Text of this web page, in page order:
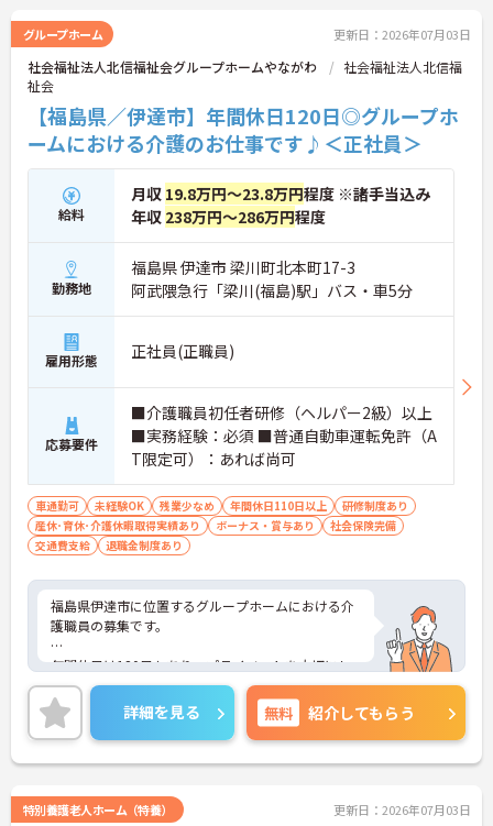
お話しいたしますのでお気軽にご相談ください。
グループホーム 更新日：2026年07月03日
社会福祉法人北信福祉会グループホームやながわ
社会福祉法人北信福
祉会
【福島県／伊達市】年間休日120日◎グループホ
ームにおける介護のお仕事です♪＜正社員＞
給料
月収 19.8万円～23.8万円程度 ※諸手当込み
年収 238万円～286万円程度
勤務地
福島県 伊達市 梁川町北本町17-3
阿武隈急行「梁川(福島)駅」バス・車5分
雇用形態 正社員(正職員)
応募要件
■介護職員初任者研修（ヘルパー2級）以上
■実務経験：必須 ■普通自動車運転免許（A
T限定可）：あれば尚可
車通勤可 未経験OK 残業少なめ 年間休日110日以上
研修制度あり
産休･育休･介護休暇取得実績あり
ボーナス・賞与あり
社会保険完備
交通費支給
退職金制度あり
福島県伊達市に位置するグループホームにおける介
護職員の募集です。
年間休日は120日もあり、プライベートを大切にし
ながらご勤務いただけます。また、育児休業・介護
休業・看護休暇の取得実績があり、ライフステージ
が変化しても安心してお勤めいただける環境です。
ご興味のある方には、面接対策ポイントなど、さら
い！
詳細を見る 無料 紹介してもらう
特別養護老人ホーム（特養） 更新日：2026年07月03日